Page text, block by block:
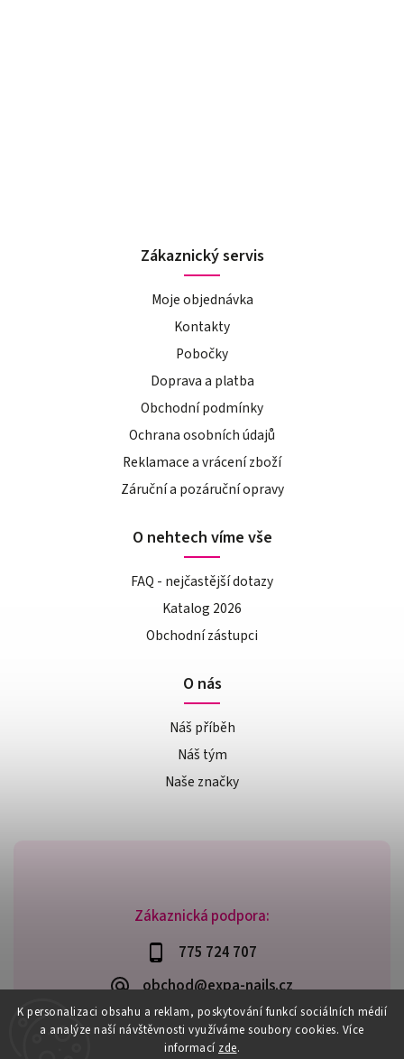
K personalizaci obsahu a reklam, poskytování funkcí sociálních médií
a analýze naší návštěvnosti využíváme soubory cookies. Více
informací zde.
Zákaznická podpora:
775 724 707
obchod@expa-nails.cz
Zákaznický servis
Moje objednávka
Kontakty
Pobočky
Doprava a platba
Obchodní podmínky
Ochrana osobních údajů
Reklamace a vrácení zboží
Záruční a pozáruční opravy
O nehtech víme vše
FAQ - nejčastější dotazy
Katalog 2026
Obchodní zástupci
O nás
Náš příběh
Náš tým
Naše značky